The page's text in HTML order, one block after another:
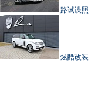
路试谍照
炫酷改装